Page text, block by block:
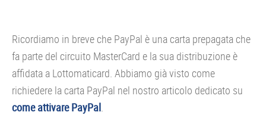
Ricordiamo in breve che PayPal è una carta prepagata che
fa parte del circuito MasterCard e la sua distribuzione è
affidata a Lottomaticard. Abbiamo già visto come
richiedere la carta PayPal nel nostro articolo dedicato su
come attivare PayPal.